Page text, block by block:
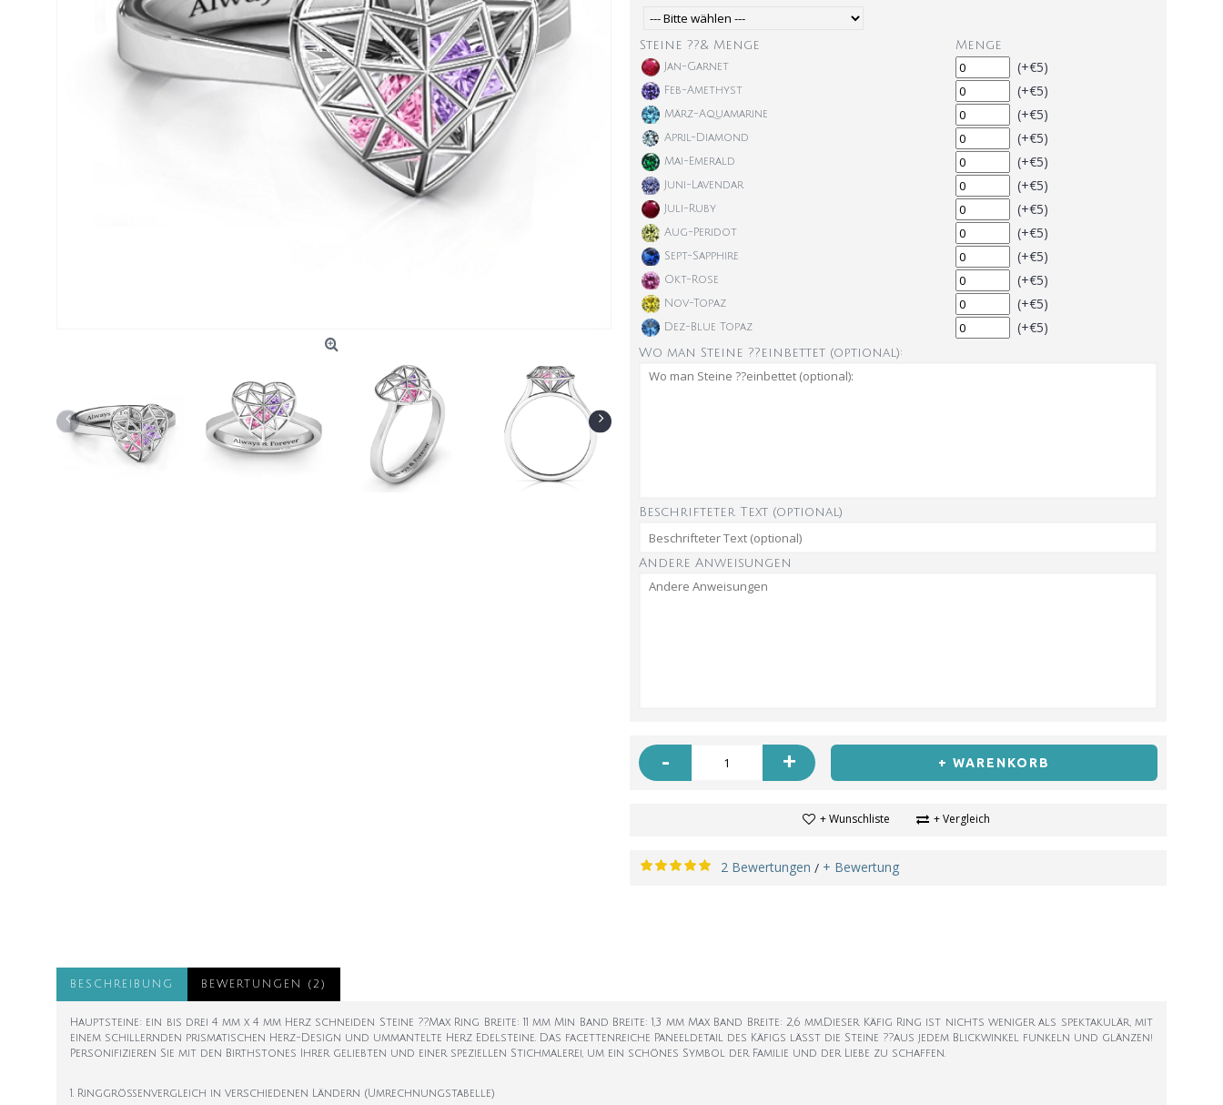
Steine ??& Menge Menge
Jan-Garnet (+€5)
Feb-Amethyst (+€5)
März-Aquamarine (+€5)
April-Diamond (+€5)
Mai-Emerald (+€5)
Juni-Lavendar (+€5)
Juli-Ruby (+€5)
Aug-Peridot (+€5)
Sept-Sapphire (+€5)
Okt-Rose (+€5)
Nov-Topaz (+€5)
Dez-Blue Topaz (+€5)
Wo man Steine ??einbettet (optional):
Beschrifteter Text (optional)
Andere Anweisungen
- + + WARENKORB
+ Wunschliste + Vergleich
2 Bewertungen / + Bewertung
BESCHREIBUNG BEWERTUNGEN (2)
Hauptsteine: ein bis drei 4 mm x 4 mm Herz schneiden Steine ??Max Ring Breite: 11 mm Min Band Breite: 1,3 mm Max Band Breite: 2,6 mm.Dieser Käfig Ring ist nichts weniger als spektakulär, mit
einem schillernden prismatischen Herz-Design und ummantelte Herz Edelsteine. Das facettenreiche Paneeldetail des Käfigs lässt die Steine ??aus jedem Blickwinkel funkeln und glänzen!
Personifizieren Sie mit den Birthstones Ihrer geliebten und einer speziellen Stichmalerei, um ein schönes Symbol der Familie und der Liebe zu schaffen.
1. Ringgrößenvergleich in verschiedenen Ländern (Umrechnungstabelle)